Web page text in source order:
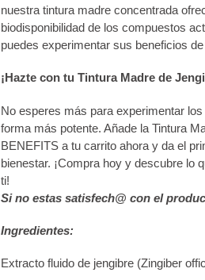
nuestra tintura madre concentrada
biodisponibilidad de los compuestos
puedes experimentar sus beneficios
¡Hazte con tu Tintura Madre de
No esperes más para experimentar
forma más potente. Añade la Tintura
BENEFITS a tu carrito ahora y da el
bienestar. ¡Compra hoy y descubre lo
ti!
Si no estas satisfech@ con el
Ingredientes:
Extracto fluido de jengibre (Zingiber